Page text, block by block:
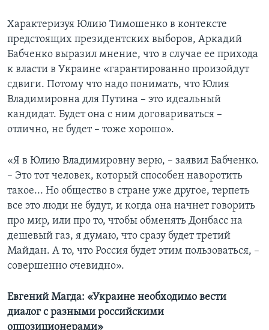
Характеризуя Юлию Тимошенко в контексте
предстоящих президентских выборов, Аркадий
Бабченко выразил мнение, что в случае ее прихода
к власти в Украине «гарантированно произойдут
сдвиги. Потому что надо понимать, что Юлия
Владимировна для Путина – это идеальный
кандидат. Будет она с ним договариваться –
отлично, не будет – тоже хорошо».
«Я в Юлию Владимировну верю, – заявил Бабченко.
– Это тот человек, который способен наворотить
такое... Но общество в стране уже другое, терпеть
все это люди не будут, и когда она начнет говорить
про мир, или про то, чтобы обменять Донбасс на
дешевый газ, я думаю, что сразу будет третий
Майдан. А то, что Россия будет этим пользоваться, –
совершенно очевидно».
Евгений Магда: «Украине необходимо вести
диалог с разными российскими
оппозиционерами»